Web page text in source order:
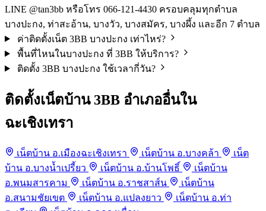
LINE @tan3bb หรือโทร 066-121-4430 ครอบคลุมทุกตำบล
บางปะกง, ท่าสะอ้าน, บางวัว, บางสมัคร, บางผึ้ง และอีก 7 ตำบล
ค่าติดตั้งเน็ต 3BB บางปะกง เท่าไหร่?
พื้นที่ไหนในบางปะกง ที่ 3BB ให้บริการ?
ติดตั้ง 3BB บางปะกง ใช้เวลากี่วัน?
ติดตั้งเน็ตบ้าน 3BB อำเภออื่นใน
ฉะเชิงเทรา
เน็ตบ้าน อ.เมืองฉะเชิงเทรา เน็ตบ้าน อ.บางคล้า
เน็ต
บ้าน อ.บางน้ำเปรี้ยว
เน็ตบ้าน อ.บ้านโพธิ์
เน็ตบ้าน
อ.พนมสารคาม
เน็ตบ้าน อ.ราชสาส์น
เน็ตบ้าน
อ.สนามชัยเขต
เน็ตบ้าน อ.แปลงยาว
เน็ตบ้าน อ.ท่า